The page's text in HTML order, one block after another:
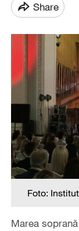
Share
Foto:
Marea